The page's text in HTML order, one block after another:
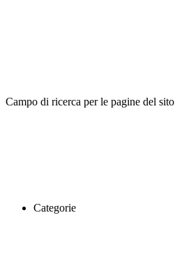
Campo di ricerca per le pagine del sito
Categorie